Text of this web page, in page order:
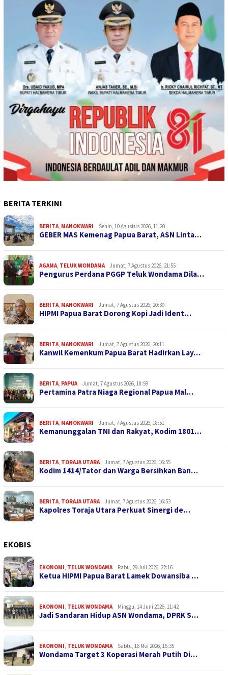
BERITA TERKINI
BERITA, MANOKWARI Senin, 10 Agustus 2026, 11:20
GEBER MAS Kemenag Papua Barat, ASN Linta…
AGAMA, TELUK WONDAMA Jumat, 7 Agustus 2026, 21:55
Pengurus Perdana PGGP Teluk Wondama Dila…
BERITA, MANOKWARI Jumat, 7 Agustus 2026, 20:39
HIPMI Papua Barat Dorong Kopi Jadi Ident…
BERITA, MANOKWARI Jumat, 7 Agustus 2026, 20:11
Kanwil Kemenkum Papua Barat Hadirkan Lay…
BERITA, PAPUA Jumat, 7 Agustus 2026, 18:59
Pertamina Patra Niaga Regional Papua Mal…
BERITA, MANOKWARI Jumat, 7 Agustus 2026, 18:51
Kemanunggalan TNI dan Rakyat, Kodim 1801…
BERITA, TORAJA UTARA Jumat, 7 Agustus 2026, 16:55
Kodim 1414/Tator dan Warga Bersihkan Ban…
BERITA, TORAJA UTARA Jumat, 7 Agustus 2026, 16:53
Kapolres Toraja Utara Perkuat Sinergi de…
EKOBIS
EKONOMI, TELUK WONDAMA Rabu, 29 Juli 2026, 22:16
Ketua HIPMI Papua Barat Lamek Dowansiba …
EKONOMI, TELUK WONDAMA Minggu, 14 Juni 2026, 11:42
Jadi Sandaran Hidup ASN Wondama, DPRK S…
EKONOMI, TELUK WONDAMA Sabtu, 16 Mei 2026, 16:35
Wondama Target 3 Koperasi Merah Putih Di…